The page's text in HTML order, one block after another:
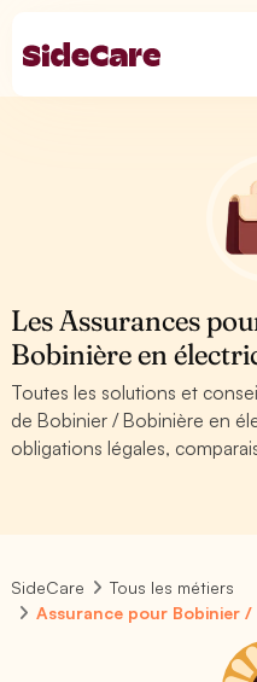
Les Assurances
Bobinière en
Toutes les solutions et
de Bobinier / Bobinière en
obligations légales,
SideCare
Tous les métiers
Assurance pour Bobinier